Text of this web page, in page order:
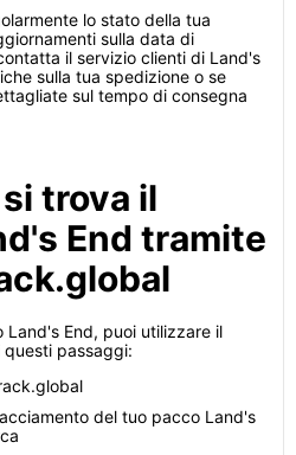
lo stato della tua
sulla data di
il servizio clienti di Land's
sulla tua spedizione o se
sul tempo di consegna
trova il
End tramite
End, puoi utilizzare il
passaggi:
del tuo pacco Land's